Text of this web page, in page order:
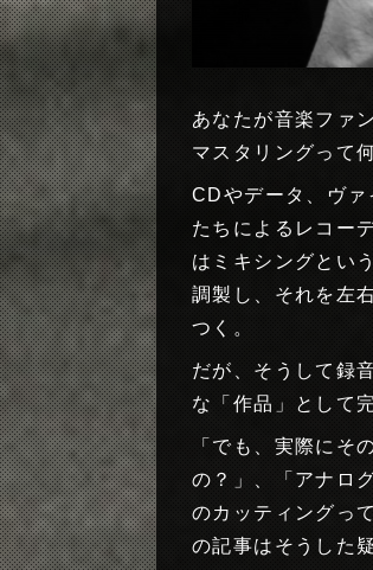
あなたが音楽ファ
マスタリングって
CDやデータ、ヴァ
たちによるレコー
はミキシングとい
調製し、それを左
つく。
だが、そうして録
な「作品」として
「でも、実際にそ
の？」、「アナロ
のカッティングっ
の記事はそうした